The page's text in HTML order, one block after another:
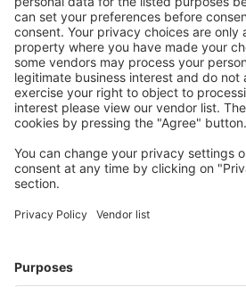
Economiseşte mai mult
Prețuri atractive și oferte
conectați.
Cazarea preferată
Alege din peste 1,3 mil. de
Cele mai căutate hoteluri de
Hoteluri în Davenport